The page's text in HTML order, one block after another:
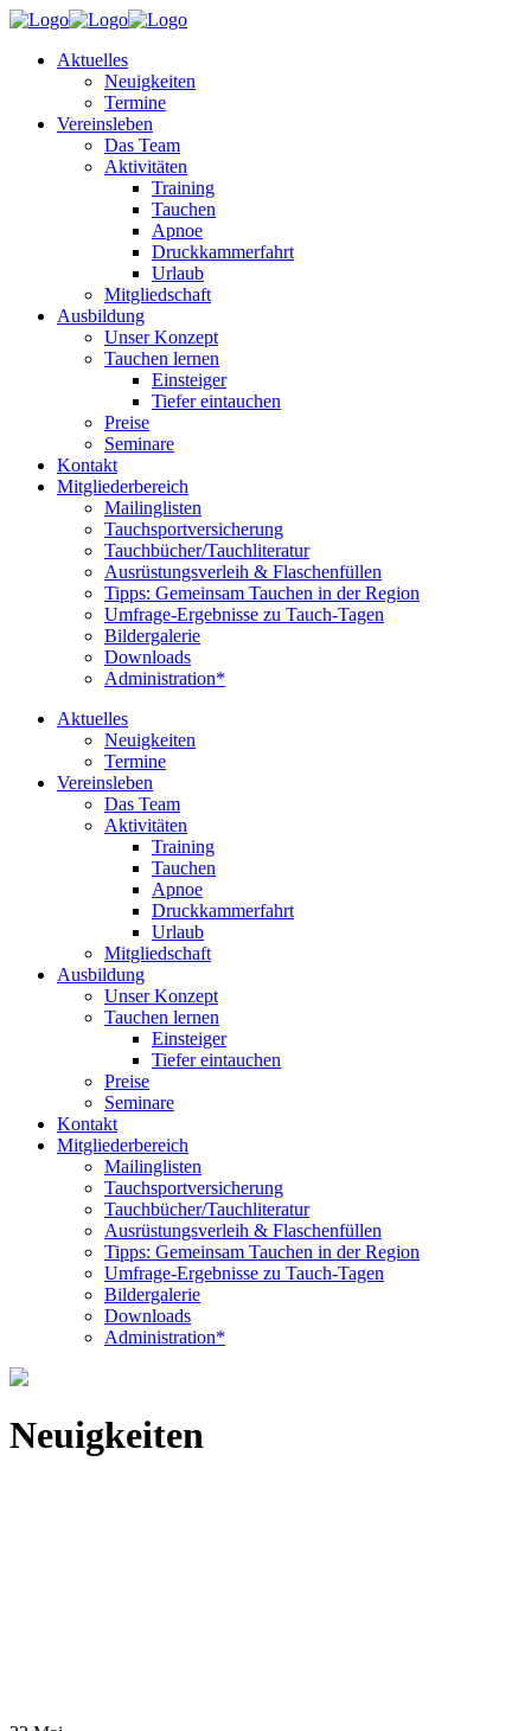
Aktuelles
Neuigkeiten
Termine
Vereinsleben
Das Team
Aktivitäten
Training
Tauchen
Apnoe
Druckkammerfahrt
Urlaub
Mitgliedschaft
Ausbildung
Unser Konzept
Tauchen lernen
Einsteiger
Tiefer eintauchen
Preise
Seminare
Kontakt
Mitgliederbereich
Mailinglisten
Tauchsportversicherung
Tauchbücher/Tauchliteratur
Ausrüstungsverleih & Flaschenfüllen
Tipps: Gemeinsam Tauchen in der Region
Umfrage-Ergebnisse zu Tauch-Tagen
Bildergalerie
Downloads
Administration*
Aktuelles
Neuigkeiten
Termine
Vereinsleben
Das Team
Aktivitäten
Training
Tauchen
Apnoe
Druckkammerfahrt
Urlaub
Mitgliedschaft
Ausbildung
Unser Konzept
Tauchen lernen
Einsteiger
Tiefer eintauchen
Preise
Seminare
Kontakt
Mitgliederbereich
Mailinglisten
Tauchsportversicherung
Tauchbücher/Tauchliteratur
Ausrüstungsverleih & Flaschenfüllen
Tipps: Gemeinsam Tauchen in der Region
Umfrage-Ergebnisse zu Tauch-Tagen
Bildergalerie
Downloads
Administration*
Neuigkeiten